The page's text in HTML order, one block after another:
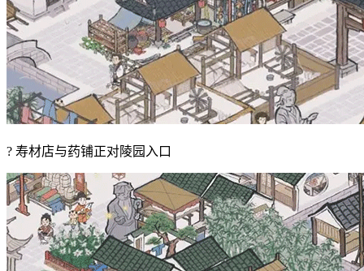
? 寿材店与药铺正对陵园入口